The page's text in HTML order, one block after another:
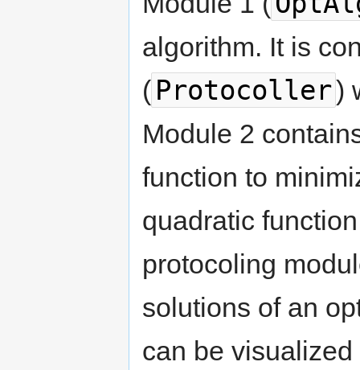
algorithm. It is
( Protocoller)
Module 2
function to
quadratic
protocoling
solutions of an
can be